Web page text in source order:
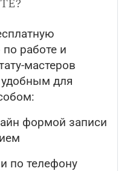
работе и
мастеров
для
формой записи
по телефону